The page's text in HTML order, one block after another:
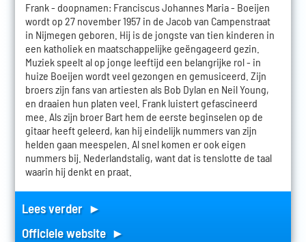
Frank - doopnamen: Franciscus Johannes Maria - Boeijen
wordt op 27 november 1957 in de Jacob van Campenstraat
in Nijmegen geboren. Hij is de jongste van tien kinderen in
een katholiek en maatschappelijke geëngageerd gezin.
Muziek speelt al op jonge leeftijd een belangrijke rol - in
huize Boeijen wordt veel gezongen en gemusiceerd. Zijn
broers zijn fans van artiesten als Bob Dylan en Neil Young,
en draaien hun platen veel. Frank luistert gefascineerd
mee. Als zijn broer Bart hem de eerste beginselen op de
gitaar heeft geleerd, kan hij eindelijk nummers van zijn
helden gaan meespelen. Al snel komen er ook eigen
nummers bij. Nederlandstalig, want dat is tenslotte de taal
waarin hij denkt en praat.
Lees verder ►
Officiele website ►